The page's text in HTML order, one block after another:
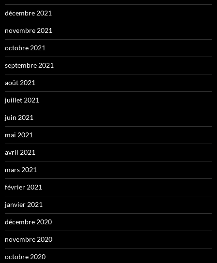
décembre 2021
novembre 2021
octobre 2021
septembre 2021
août 2021
juillet 2021
juin 2021
mai 2021
avril 2021
mars 2021
février 2021
janvier 2021
décembre 2020
novembre 2020
octobre 2020